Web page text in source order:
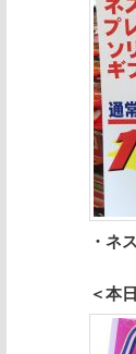
・ネ
＜本